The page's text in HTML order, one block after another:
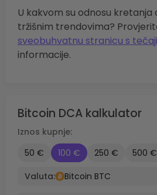
U kakvom su odnosu kretanja
tržišnim trendovima?
sveobuhvatnu stranicu s
informacije.
Bitcoin DCA kalkulator
Iznos kupnje:
50 €
100 € 250 € 500 €
Valuta:
Bitcoin BTC